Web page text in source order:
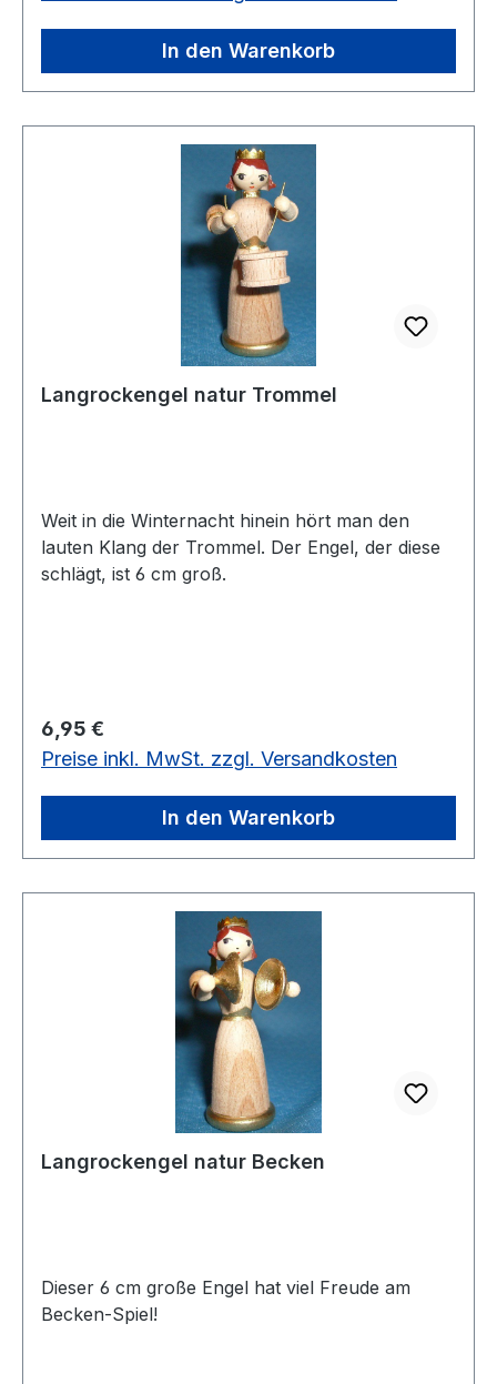
In den Warenkorb
Langrockengel natur Trommel
Weit in die Winternacht hinein hört man den
lauten Klang der Trommel. Der Engel, der diese
schlägt, ist 6 cm groß.
Regulärer Preis:
6,95 €
Preise inkl. MwSt. zzgl. Versandkosten
In den Warenkorb
Langrockengel natur Becken
Dieser 6 cm große Engel hat viel Freude am
Becken-Spiel!